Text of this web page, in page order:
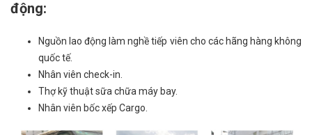
động:
Nguồn lao động làm nghề tiếp viên cho các hãng hàng không
quốc tế.
Nhân viên check-in.
Thợ kỹ thuật sữa chữa máy bay.
Nhân viên bốc xếp Cargo.